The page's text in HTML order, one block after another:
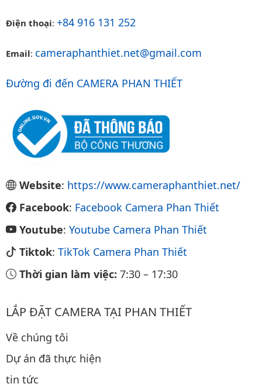
Điện thoại: +84 916 131 252
Email: cameraphanthiet.net@gmail.com
Đường đi đến CAMERA PHAN THIẾT
Website: https://www.cameraphanthiet.net/
Facebook: Facebook Camera Phan Thiết
Youtube: Youtube Camera Phan Thiết
Tiktok: TikTok Camera Phan Thiết
Thời gian làm việc: 7:30 – 17:30
LẮP ĐẶT CAMERA TẠI PHAN THIẾT
Về chúng tôi
Dự án đã thực hiện
tin tức